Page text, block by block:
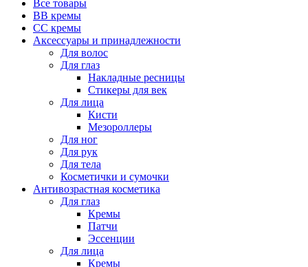
Все товары
BB кремы
CC кремы
Аксессуары и принадлежности
Для волос
Для глаз
Накладные ресницы
Стикеры для век
Для лица
Кисти
Мезороллеры
Для ног
Для рук
Для тела
Косметички и сумочки
Антивозрастная косметика
Для глаз
Кремы
Патчи
Эссенции
Для лица
Кремы